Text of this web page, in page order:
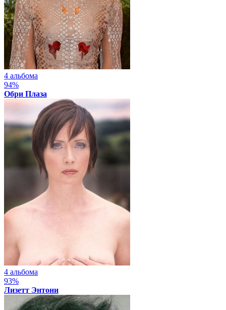
4 альбома
94%
Обри Плаза
4 альбома
93%
Лизетт Энтони